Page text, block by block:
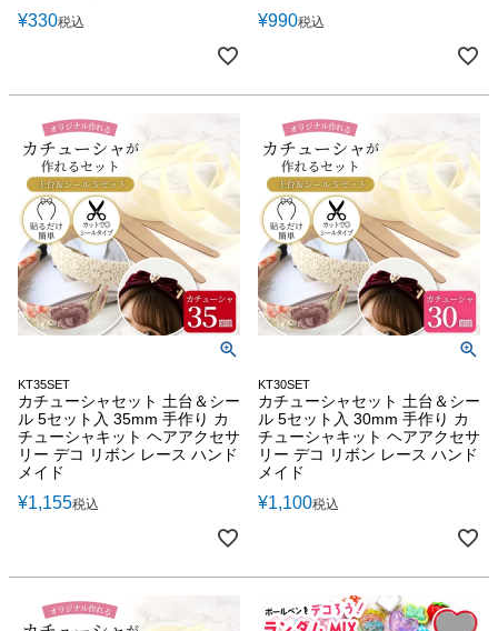
¥330税込 ¥990税込
KT35SET
カチューシャセット 土台＆シー
ル 5セット入 35mm 手作り カ
チューシャキット ヘアアクセサ
リー デコ リボン レース ハンド
メイド
¥1,155税込
KT30SET
カチューシャセット 土台＆シー
ル 5セット入 30mm 手作り カ
チューシャキット ヘアアクセサ
リー デコ リボン レース ハンド
メイド
¥1,100税込